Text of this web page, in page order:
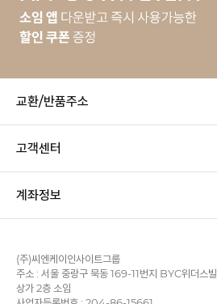
교환/반품주소
고객센터
계좌정보
(주)씨엔케이인사이트그룹
주소 : 서울 중랑구 묵동 169-11번지 BYC위더스빌
상가 2층 소임